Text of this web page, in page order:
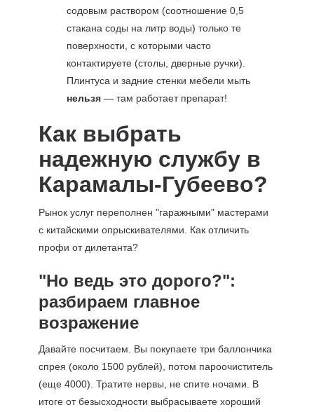
содовым раствором (соотношение 0,5
стакана соды на литр воды) только те
поверхности, с которыми часто
контактируете (столы, дверные ручки).
Плинтуса и задние стенки мебели мыть
нельзя— там работает препарат!
Как выбрать
надежную службу в
Карамалы-Губеево?
Рынок услуг переполнен "гаражными" мастерами
с китайскими опрыскивателями. Как отличить
профи от дилетанта?
"Но ведь это дорого?":
разбираем главное
возражение
Давайте посчитаем. Вы покупаете три баллончика
спрея (около 1500 рублей), потом пароочиститель
(еще 4000). Тратите нервы, не спите ночами. В
итоге от безысходности выбрасываете хороший